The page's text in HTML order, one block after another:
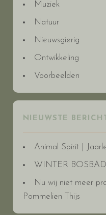
Muziek
Natuur
Nieuwsgierig
Ontwikkeling
Voorbeelden
NIEUWSTE
Animal Spirit |
WINTER
Nu wij niet meer
Pommelien Thijs